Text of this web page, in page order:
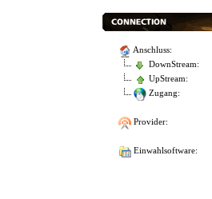
Anschluss:
DownStream:
UpStream:
Zugang:
Provider:
Einwahlsoftware: